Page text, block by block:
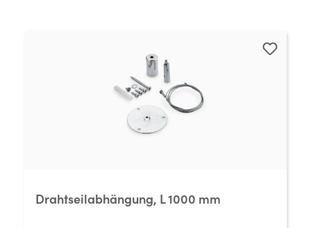
Drahtseilabhängung, L 1000 mm